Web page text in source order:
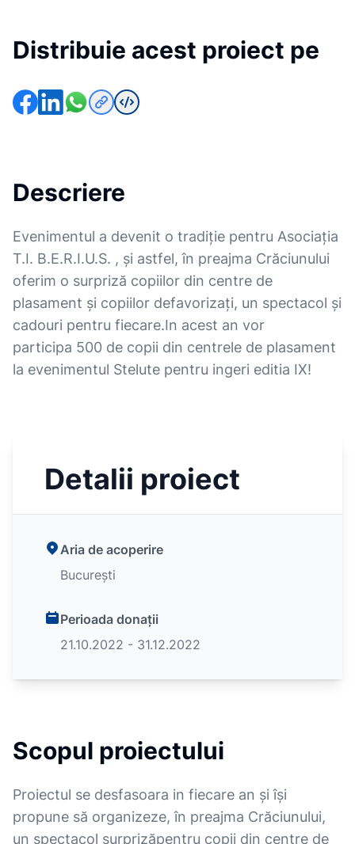
Distribuie acest proiect pe
Descriere
Evenimentul a devenit o tradiție pentru Asociația
T.I. B.E.R.I.U.S. , și astfel, în preajma Crăciunului
oferim o surpriză copiilor din centre de
plasament și copiilor defavorizați, un spectacol și
cadouri pentru fiecare.In acest an vor
participa 500 de copii din centrele de plasament
la evenimentul Stelute pentru ingeri editia IX!
Detalii proiect
Aria de acoperire
București
Perioada donații
21.10.2022 - 31.12.2022
Scopul proiectului
Proiectul se desfasoara in fiecare an și își
propune să organizeze, în preajma Crăciunului,
un spectacol surprizăpentru copii din centre de